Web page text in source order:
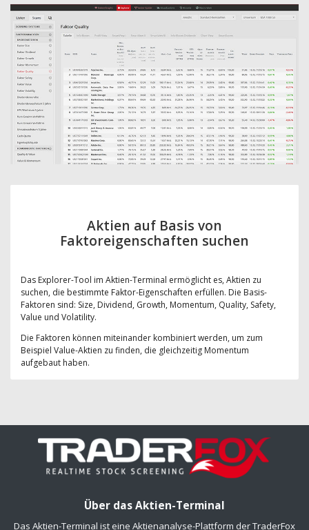
Aktien auf Basis von
Faktoreigenschaften suchen
Das Explorer-Tool im Aktien-Terminal ermöglicht es, Aktien zu
suchen, die bestimmte Faktor-Eigenschaften erfüllen. Die Basis-
Faktoren sind: Size, Dividend, Growth, Momentum, Quality, Safety,
Value und Volatility.
Die Faktoren können miteinander kombiniert werden, um zum
Beispiel Value-Aktien zu finden, die gleichzeitig Momentum
aufgebaut haben.
Über das Aktien-Terminal
Das Aktien-Terminal ist eine Aktienanalyse-Plattform der TraderFox